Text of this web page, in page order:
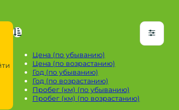
Цена (по убыванию)
Цена (по возрастанию)
Год (по убыванию)
Год (по возрастанию)
Пробег (км) (по убыванию)
Пробег (км) (по возрастанию)